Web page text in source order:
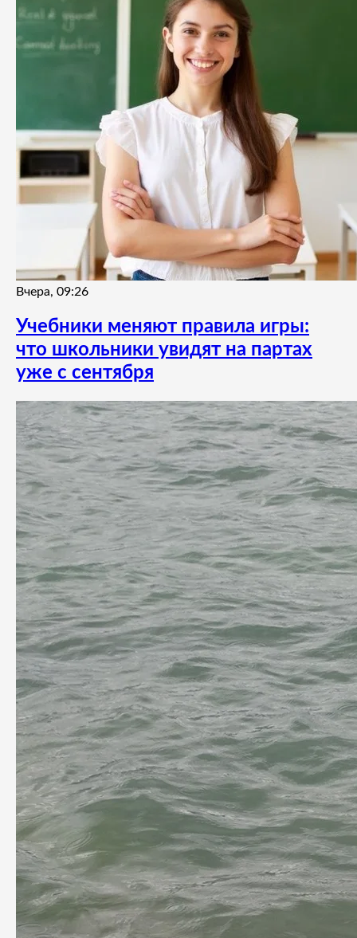
Вчера, 09:26
Учебники меняют правила игры:
что школьники увидят на партах
уже с сентября